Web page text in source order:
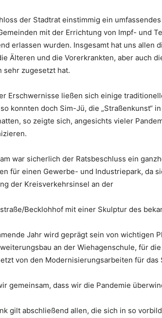
der Stadtrat einstimmig ein
mit der Errichtung von Impf- und
erlassen wurden. Insgesamt hat uns allen
Älteren und die Vorerkrankten, aber auch
sehr zugesetzt hat.
Erschwernisse ließen sich einige
konnten doch Sim-Jü, die „Straßenkunst“
so zeigte sich, angesichts vieler
war sicherlich der Ratsbeschluss ein
für einen Gewerbe- und Industriepark, da
der Kreisverkehrsinsel an der
Becklohhof mit einer Skulptur des
Jahr wird geprägt sein von wichtigen
an der Wiehagenschule, für
von den Modernisierungsarbeiten für das
gemeinsam, dass wir die Pandemie
gilt abschließend allen, die sich in so